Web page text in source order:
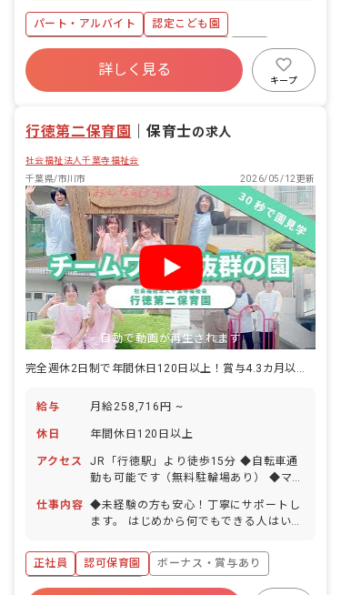
します。 ■具体的な仕事内容 ・子どもの
見守り／援助：遊びや生活を通した、子
ども一人ひとりの気持ちに寄り添う保育
・降園準備／保護者対応：お迎え時の簡
単な受け渡しや、身支度のサポート ・環
パート・アルバイト
認定こども園
年間休日120日以上
社会保険完備
福利厚生充実
残業少なめ
昇給昇進あり
詳しく見る
キープ
行徳第二保育園 ｜保育士の求人
社会福祉法人千葉寺福祉会
千葉県/市川市
2026/05/12更新
自動で動画が再生されます
給与 月給258,716円 ~
休日 年間休日120日以上
アクセス
JR「行徳駅」より徒歩15分 ◆自転車通
勤も可能です（無料駐輪場あり） ◆マイ
仕事内容 ◆未経験の方も安心！丁寧にサポートし
ます。 はじめから何でもできる人はいま
お話できれば大丈夫。 徐々に仕事を覚え
ていけるよう、先輩がしっかりサポート
していきます。 （室内の消毒やおやつの
正社員 認可保育園
ボーナス・賞与あり
年間休日120日以上